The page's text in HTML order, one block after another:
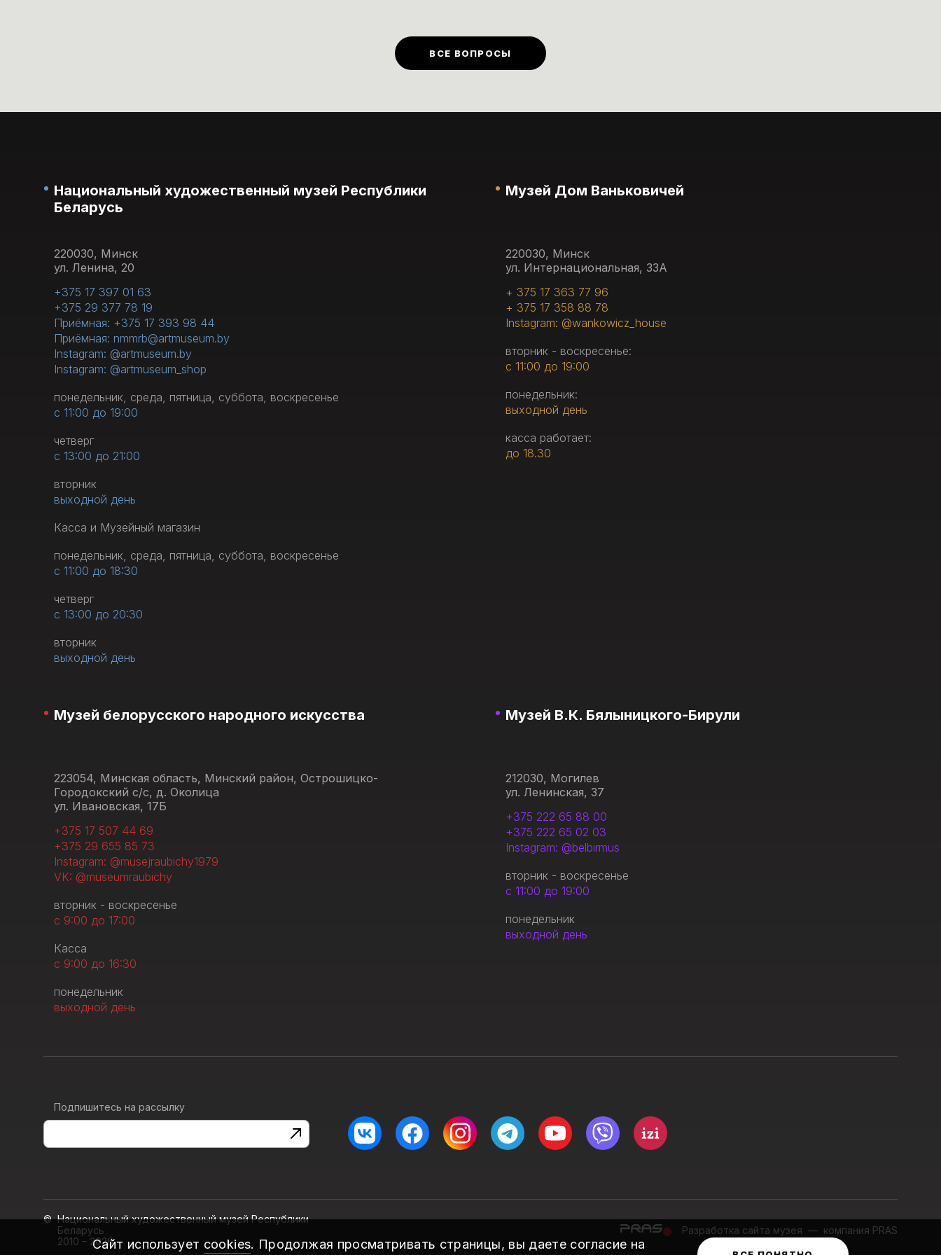
ВСЕ ВОПРОСЫ
Сайт использует cookies. Продолжая просматривать страницы, вы даете согласие на
Национальный художественный музей Республики
Беларусь
220030, Минск
ул. Ленина, 20
+375 17 397 01 63
+375 29 377 78 19
Приёмная: +375 17 393 98 44
Приёмная: nmmrb@artmuseum.by
Instagram: @artmuseum.by
Instagram: @artmuseum_shop
понедельник, среда, пятница, суббота, воскресенье
с 11:00 до 19:00
четверг
с 13:00 до 21:00
вторник
выходной день
Касса и Музейный магазин
понедельник, среда, пятница, суббота, воскресенье
с 11:00 до 18:30
четверг
с 13:00 до 20:30
вторник
выходной день
Музей Дом Ваньковичей
220030, Минск
ул. Интернациональная, 33А
+ 375 17 363 77 96
+ 375 17 358 88 78
Instagram: @wankowicz_house
вторник - воскресенье:
с 11:00 до 19:00
понедельник:
выходной день
касса работает:
до 18.30
Музей белорусского народного искусства
223054, Минская область, Минский район, Острошицко-
Городокский с/с, д. Околица
ул. Ивановская, 17Б
+375 17 507 44 69
+375 29 655 85 73
Instagram: @musejraubichy1979
VK: @museumraubichy
вторник - воскресенье
с 9:00 до 17:00
Касса
с 9:00 до 16:30
понедельник
выходной день
Музей В.К. Бялыницкого-Бирули
212030, Могилев
ул. Ленинская, 37
+375 222 65 88 00
+375 222 65 02 03
Instagram: @belbirmus
вторник - воскресенье
с 11:00 до 19:00
понедельник
выходной день
Подпишитесь на рассылку
Национальный художественный музей Республики
Беларусь
2010 – 2026
Разработка сайта музея — компания PRAS